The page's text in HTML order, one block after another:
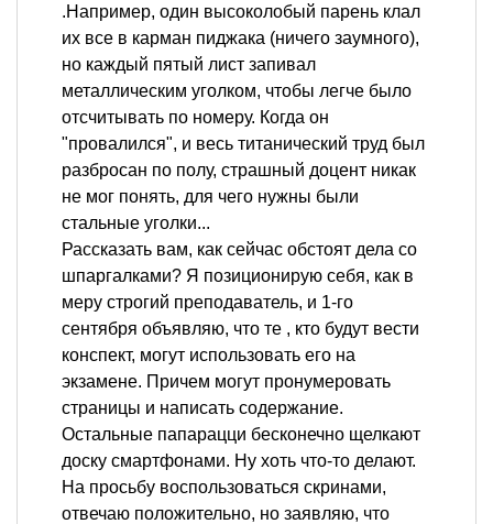
.Например, один высоколобый парень клал
их все в карман пиджака (ничего заумного),
но каждый пятый лист запивал
металлическим уголком, чтобы легче было
отсчитывать по номеру. Когда он
"провалился", и весь титанический труд был
разбросан по полу, страшный доцент никак
не мог понять, для чего нужны были
стальные уголки...
Рассказать вам, как сейчас обстоят дела со
шпаргалками? Я позиционирую себя, как в
меру строгий преподаватель, и 1-го
сентября объявляю, что те , кто будут вести
конспект, могут использовать его на
экзамене. Причем могут пронумеровать
страницы и написать содержание.
Остальные папарацци бесконечно щелкают
доску смартфонами. Ну хоть что-то делают.
На просьбу воспользоваться скринами,
отвечаю положительно, но заявляю, что